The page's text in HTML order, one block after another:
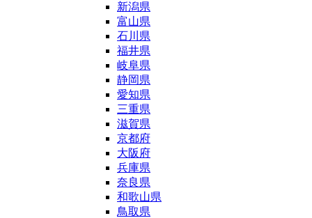
新潟県
富山県
石川県
福井県
岐阜県
静岡県
愛知県
三重県
滋賀県
京都府
大阪府
兵庫県
奈良県
和歌山県
鳥取県